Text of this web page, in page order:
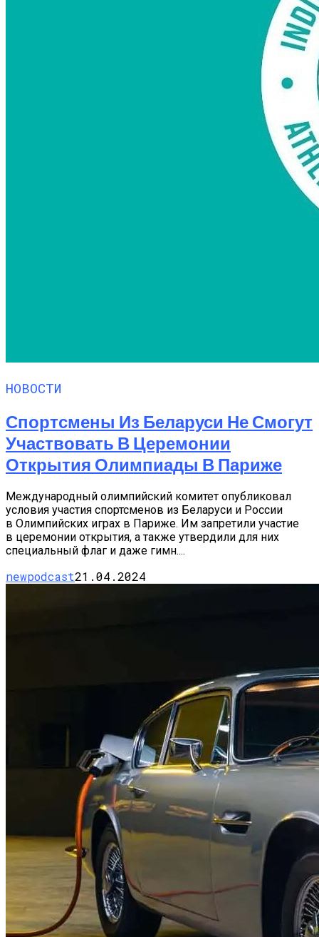
НОВОСТИ
Спортсмены Из Беларуси Не Смогут
Участвовать В Церемонии
Открытия Олимпиады В Париже
Международный олимпийский комитет опубликовал
условия участия спортсменов из Беларуси и России
в Олимпийских играх в Париже. Им запретили участие
в церемонии открытия, а также утвердили для них
специальный флаг и даже гимн....
newpodcast21.04.2024